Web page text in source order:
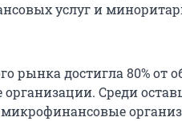
услуг и
рынка достигла 80% от
Среди